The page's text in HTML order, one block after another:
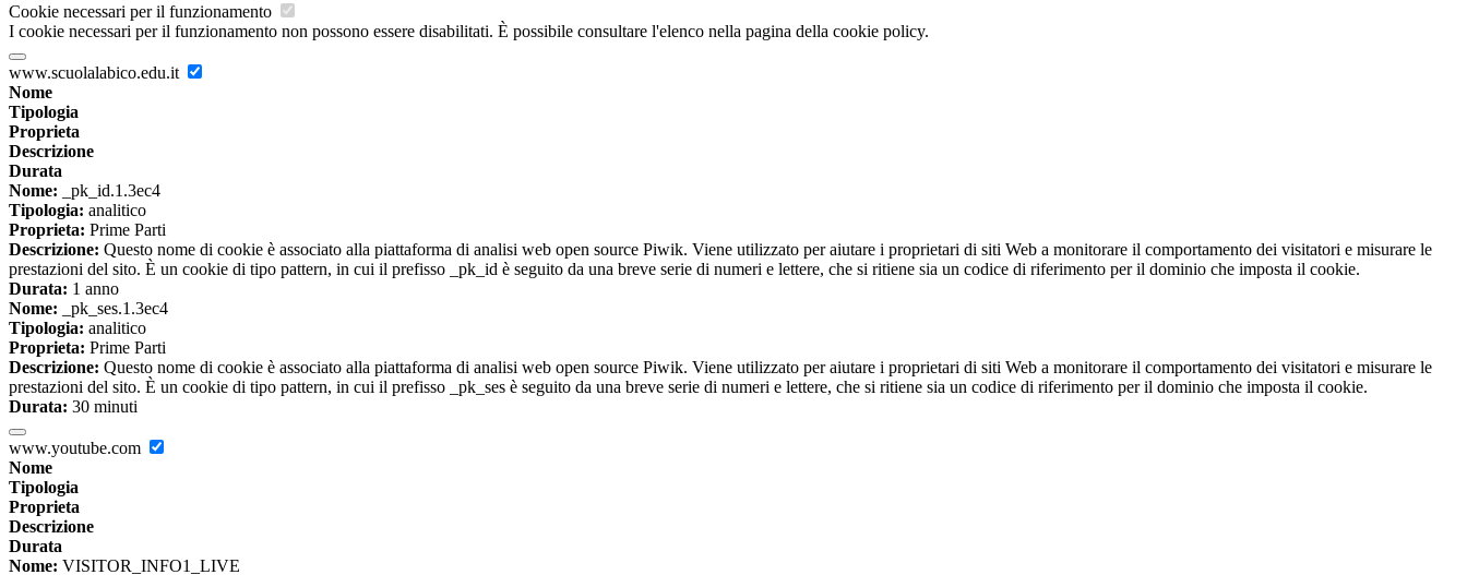
Cookie necessari per il funzionamento
I cookie necessari per il funzionamento non possono essere disabilitati. È possibile consultare l'elenco nella pagina della cookie policy.
www.scuolalabico.edu.it
Nome
Tipologia
Proprieta
Descrizione
Durata
Nome: _pk_id.1.3ec4
Tipologia: analitico
Proprieta: Prime Parti
Descrizione: Questo nome di cookie è associato alla piattaforma di analisi web open source Piwik. Viene utilizzato per aiutare i proprietari di siti Web a monitorare il comportamento dei visitatori e misurare le
prestazioni del sito. È un cookie di tipo pattern, in cui il prefisso _pk_id è seguito da una breve serie di numeri e lettere, che si ritiene sia un codice di riferimento per il dominio che imposta il cookie.
Durata: 1 anno
Nome: _pk_ses.1.3ec4
Tipologia: analitico
Proprieta: Prime Parti
Descrizione: Questo nome di cookie è associato alla piattaforma di analisi web open source Piwik. Viene utilizzato per aiutare i proprietari di siti Web a monitorare il comportamento dei visitatori e misurare le
prestazioni del sito. È un cookie di tipo pattern, in cui il prefisso _pk_ses è seguito da una breve serie di numeri e lettere, che si ritiene sia un codice di riferimento per il dominio che imposta il cookie.
Durata: 30 minuti
www.youtube.com
Nome
Tipologia
Proprieta
Descrizione
Durata
Nome: VISITOR_INFO1_LIVE